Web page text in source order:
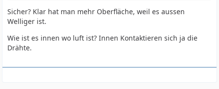
Sicher? Klar hat man mehr Oberfläche, weil es aussen
Welliger ist.
Wie ist es innen wo luft ist? Innen Kontaktieren sich ja die
Drähte.